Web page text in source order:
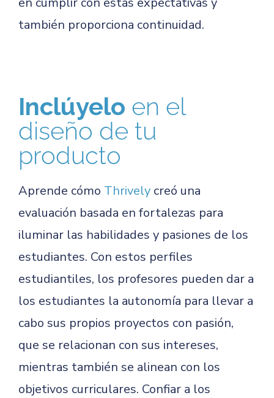
también proporciona continuidad.
Inclúyelo en el
diseño de tu
producto
Aprende cómo Thrively creó una
evaluación basada en fortalezas para
iluminar las habilidades y pasiones de los
estudiantes. Con estos perfiles
estudiantiles, los profesores pueden dar a
los estudiantes la autonomía para llevar a
cabo sus propios proyectos con pasión,
que se relacionan con sus intereses,
mientras también se alinean con los
objetivos curriculares. Confiar a los